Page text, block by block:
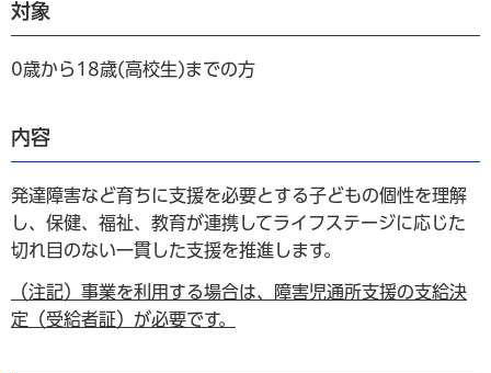
対象
0歳から18歳(高校生)までの方
内容
発達障害など育ちに支援を必要とする子どもの個性を理解
し、保健、福祉、教育が連携してライフステージに応じた
切れ目のない一貫した支援を推進します。
（注記）事業を利用する場合は、障害児通所支援の支給決
定（受給者証）が必要です。